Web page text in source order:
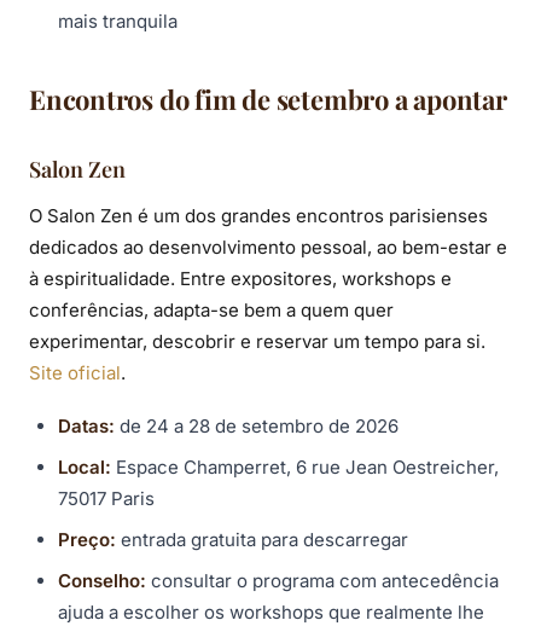
mais tranquila
Encontros do fim de setembro a apontar
Salon Zen
O Salon Zen é um dos grandes encontros parisienses
dedicados ao desenvolvimento pessoal, ao bem-estar e
à espiritualidade. Entre expositores, workshops e
conferências, adapta-se bem a quem quer
experimentar, descobrir e reservar um tempo para si.
Site oficial.
Datas: de 24 a 28 de setembro de 2026
Local: Espace Champerret, 6 rue Jean Oestreicher,
75017 Paris
Preço: entrada gratuita para descarregar
Conselho: consultar o programa com antecedência
ajuda a escolher os workshops que realmente lhe